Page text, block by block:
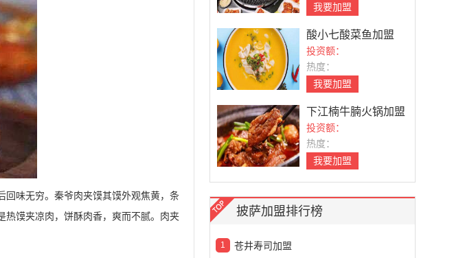
回味无穷。秦爷肉夹馍其馍外观焦黄，条
热馍夹凉肉，饼酥肉香，爽而不腻。肉夹
我要加盟
酸小七酸菜鱼加盟
投资额：
热度：
我要加盟
下江楠牛腩火锅加盟
投资额：
热度：
我要加盟
披萨加盟排行榜
1 苍井寿司加盟